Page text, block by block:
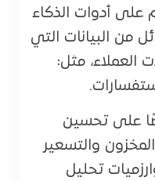
على أدوات الذكاء
من البيانات التي
العملاء، مثل:
على تحسين
والتسعير
تحليل